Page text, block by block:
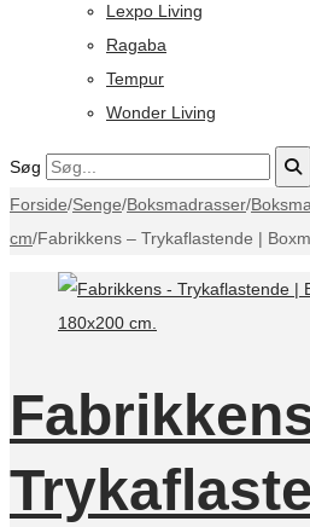
Lexpo Living
Ragaba
Tempur
Wonder Living
Søg
Forside/Senge/Boksmadrasser/
cm/Fabrikkens – Trykaflastende |